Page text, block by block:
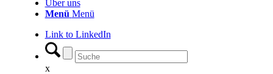
Über uns
Menü Menü
Link to LinkedIn
x